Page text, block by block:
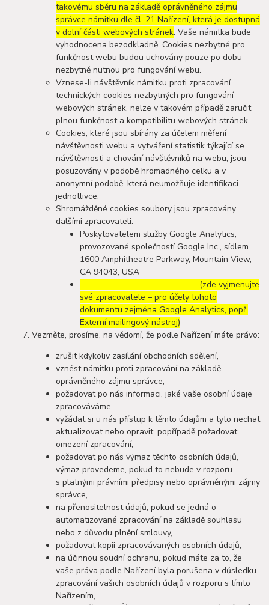
takovému sběru na základě oprávněného zájmu
správce námitku dle čl. 21 Nařízení, která je dostupná
v dolní části webových stránek. Vaše námitka bude
vyhodnocena bezodkladně. Cookies nezbytné pro
funkčnost webu budou uchovány pouze po dobu
nezbytně nutnou pro fungování webu.
Vznese-li návštěvník námitku proti zpracování
technických cookies nezbytných pro fungování
webových stránek, nelze v takovém případě zaručit
plnou funkčnost a kompatibilitu webových stránek.
Cookies, které jsou sbírány za účelem měření
návštěvnosti webu a vytváření statistik týkající se
návštěvnosti a chování návštěvníků na webu, jsou
posuzovány v podobě hromadného celku a v
anonymní podobě, která neumožňuje identifikaci
jednotlivce.
Shromážděné cookies soubory jsou zpracovány
dalšími zpracovateli:
Poskytovatelem služby Google Analytics,
provozované společností Google Inc., sídlem
1600 Amphitheatre Parkway, Mountain View,
CA 94043, USA
……………………………………………………..… (zde vyjmenujte
své zpracovatele – pro účely tohoto
dokumentu zejména Google Analytics, popř.
Externí mailingový nástroj)
Vezměte, prosíme, na vědomí, že podle Nařízení máte právo:
zrušit kdykoliv zasílání obchodních sdělení,
vznést námitku proti zpracování na základě
oprávněného zájmu správce,
požadovat po nás informaci, jaké vaše osobní údaje
zpracováváme,
vyžádat si u nás přístup k těmto údajům a tyto nechat
aktualizovat nebo opravit, popřípadě požadovat
omezení zpracování,
požadovat po nás výmaz těchto osobních údajů,
výmaz provedeme, pokud to nebude v rozporu
s platnými právními předpisy nebo oprávněnými zájmy
správce,
na přenositelnost údajů, pokud se jedná o
automatizované zpracování na základě souhlasu
nebo z důvodu plnění smlouvy,
požadovat kopii zpracovávaných osobních údajů,
na účinnou soudní ochranu, pokud máte za to, že
vaše práva podle Nařízení byla porušena v důsledku
zpracování vašich osobních údajů v rozporu s tímto
Nařízením,